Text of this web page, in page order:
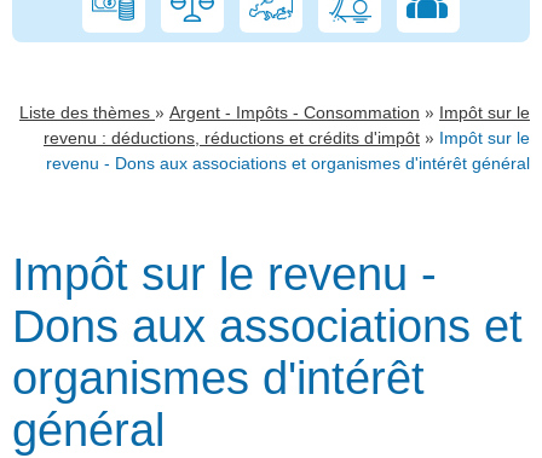
Liste des thèmes » Argent - Impôts - Consommation » Impôt sur le
revenu : déductions, réductions et crédits d'impôt » Impôt sur le
revenu - Dons aux associations et organismes d'intérêt général
Impôt sur le revenu -
Dons aux associations et
organismes d'intérêt
général